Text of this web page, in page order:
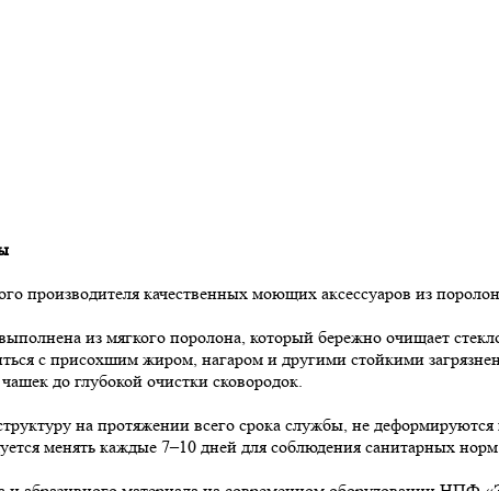
качественных моющих аксессуаров из
из мягкого поролона, который бережно очищает
с присохшим жиром, нагаром и другими стойкими
до глубокой очистки сковородок.
на протяжении всего срока службы, не
менять каждые 7–10 дней для соблюдения санитарных